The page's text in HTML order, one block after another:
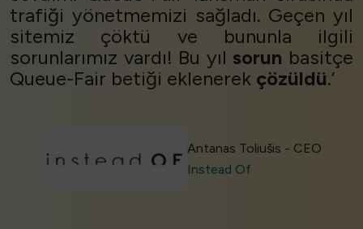
trafiği yönetmemizi sağladı. Geçen yıl
sitemiz çöktü ve bununla ilgili
sorunlarımız vardı! Bu yılsorun basitçe
Queue-Fair betiği eklenerek çözüldü.’
Antanas Toliušis - CEO
Instead Of